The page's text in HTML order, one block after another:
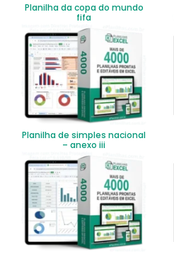
Planilha da copa do mundo
fifa
Planilha de simples nacional
– anexo iii